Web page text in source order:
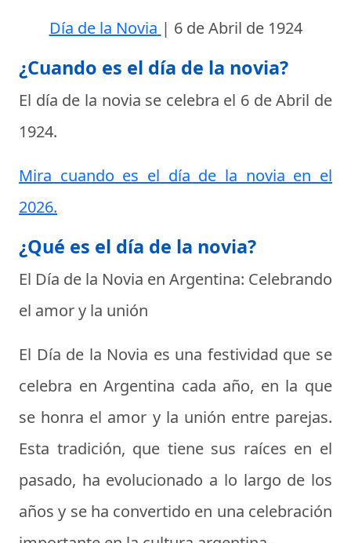
Día de la Novia | 6 de Abril de 1924
¿Cuando es el día de la novia?
El día de la novia se celebra el 6 de Abril de
1924.
Mira cuando es el día de la novia en el
2026.
¿Qué es el día de la novia?
El Día de la Novia en Argentina: Celebrando
el amor y la unión
El Día de la Novia es una festividad que se
celebra en Argentina cada año, en la que
se honra el amor y la unión entre parejas.
Esta tradición, que tiene sus raíces en el
pasado, ha evolucionado a lo largo de los
años y se ha convertido en una celebración